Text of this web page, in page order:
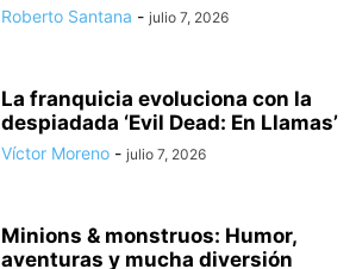
Roberto Santana - julio 7, 2026
La franquicia evoluciona con la
despiadada ‘Evil Dead: En Llamas’
Víctor Moreno - julio 7, 2026
Minions & monstruos: Humor,
aventuras y mucha diversión